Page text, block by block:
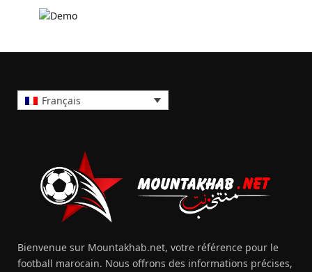
Français
Bienvenue sur Mountakhab.net, votre référence pour le
football marocain. Nous offrons des informations précises,